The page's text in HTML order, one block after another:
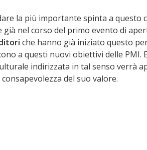
la più importante spinta a questo
nel corso del primo evento di
che hanno già iniziato questo
a questi nuovi obiettivi delle PMI.
indirizzata in tal senso verrà
del suo valore.